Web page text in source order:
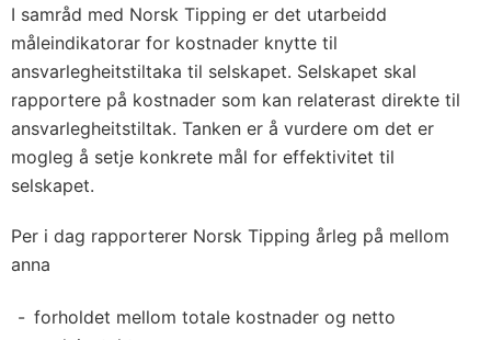
I samråd med Norsk Tipping er det utarbeidd
måleindikatorar for kostnader knytte til
ansvarlegheitstiltaka til selskapet. Selskapet skal
rapportere på kostnader som kan relaterast direkte til
ansvarlegheitstiltak. Tanken er å vurdere om det er
mogleg å setje konkrete mål for effektivitet til
selskapet.
Per i dag rapporterer Norsk Tipping årleg på mellom
anna
forholdet mellom totale kostnader og netto